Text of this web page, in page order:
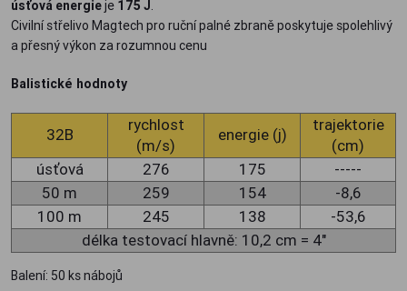
úsťová energieje 175 J
Civilní střelivo Magtech pro ruční palné zbraně poskytuje spolehlivý
a přesný výkon za rozumnou cenu
Balistické hodnoty
32B
rychlost
(m/s)
energie (j)
trajektorie
(cm)
úsťová
276 175
-----
50 m
259 154
-8,6
100 m
245 138
-53,6
délka testovací hlavně: 10,2 cm = 4"
Balení: 50 ks nábojů